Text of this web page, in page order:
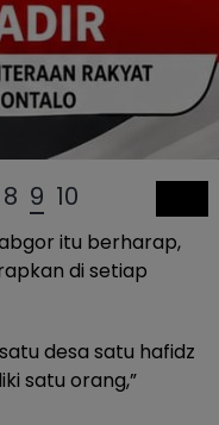
8 9 10
itu berharap,
di setiap
desa satu hafidz
satu orang,”